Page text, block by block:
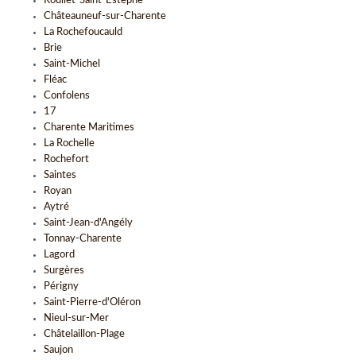
Châteauneuf-sur-Charente
La Rochefoucauld
Brie
Saint-Michel
Fléac
Confolens
17
Charente Maritimes
La Rochelle
Rochefort
Saintes
Royan
Aytré
Saint-Jean-d'Angély
Tonnay-Charente
Lagord
Surgères
Périgny
Saint-Pierre-d'Oléron
Nieul-sur-Mer
Châtelaillon-Plage
Saujon